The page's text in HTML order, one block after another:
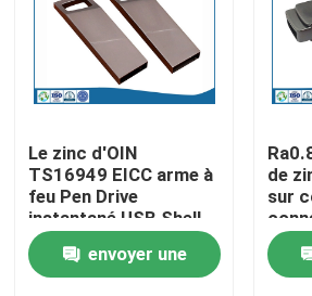
Contrôle de la qualité
Contact
nouvelles
L'aluminium moulage mécanique
Le zinc d'OIN
TS16949 EICC arme à
feu Pen Drive
instantané USB Shell
de moulage mécanique
sous pression
envoyer une
de
sur